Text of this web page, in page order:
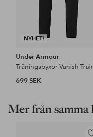
NYHET!
Under Armour
699 SEK
Mer från